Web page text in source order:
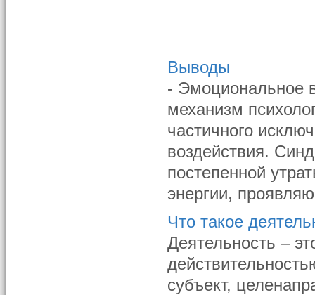
Выводы
- Эмоциональное
механизм
частичного
воздействия.
постепенной
энергии,
Что такое
Деятельность –
субъект,